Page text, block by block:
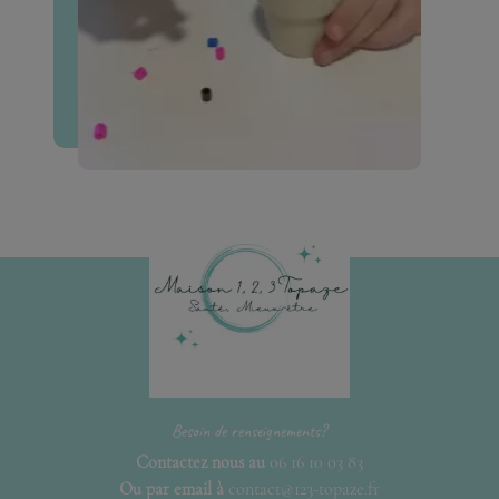
Besoin de renseignements?
Contactez nous au 06 16 10 03 83
Ou par email à contact@123-topaze.fr